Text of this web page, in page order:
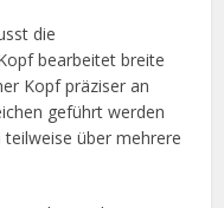
die
bearbeitet breite
Kopf präziser an
geführt werden
über mehrere